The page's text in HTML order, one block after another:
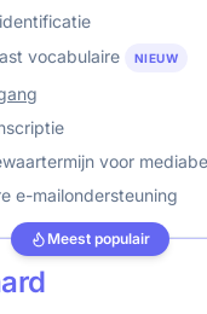
vocabulaire
NIEUW
voor
e-mailondersteuning
Meest populair